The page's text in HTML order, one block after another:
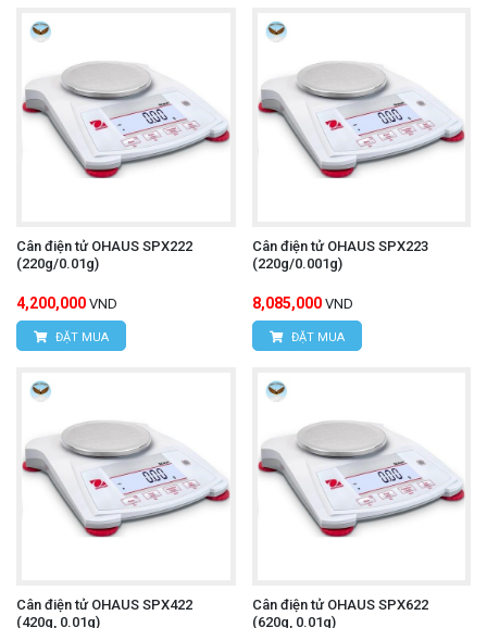
Cân điện tử OHAUS SPX222
(220g/0.01g)
4,200,000 VND
ĐẶT MUA
Cân điện tử OHAUS SPX223
(220g/0.001g)
8,085,000 VND
ĐẶT MUA
Cân điện tử OHAUS SPX422
(420g, 0.01g)
Cân điện tử OHAUS SPX622
(620g, 0.01g)